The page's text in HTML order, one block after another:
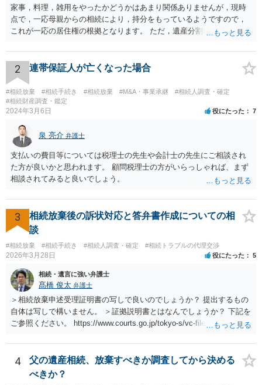
な審判では、調査官の報告書に書かれた意見書よりも、高い金額で特別縁故
者への分与が認められた。 ＜弁護士から＞ 特別縁故者への分与申立という手
続きは、一般的に多い手続きではありませんが、依頼者の方の協力もあり、
生前の故人との交流や依頼者の方が故人のためにされていたことを具体的に
家事，料理，雑用をやったかどうかはあまり関係ありませんが，現時
点で，一応母親からの相続により，持分をもっているようですので，
これが一応の居住権の根拠となります。 ただ，遺産分割により，母の
2 連帯保証人が亡くなった場合
#相続放棄 #相続手続き #相続放棄 #M&A・事業承継
#相続人調査・確定
#相続財産調査・鑑定
2024年3月6日 役にたった 7
泉 亮介 弁護士
支払いの費目等については税理士の先生や会計士の先生にご相談され
た方が良いかと思われます。 顧問税理士の方がいらっしゃれば、まず
相談されてみると良いでしょう。
3
相続放棄後の訴状対応と答弁書作成についての相
談
#相続放棄 #相続手続き #相続人調査・確定 #相続トラブルの代理交渉
2026年3月28日 役にたった 5
相続・遺言に強い弁護士
髙橋 俊太 弁護士
＞相続放棄申述受理証明書の写しで良いのでしょうか？ 提出するもの
自体は写しで構いません。 ＞証拠説明書とはなんでしょうか？ 下記を
ご参照ください。 https://www.courts.go.jp/tokyo-s/vc-files/tokyo-s/file/
4
父の遺産相続、放棄すべきか調査してから決める
べきか？